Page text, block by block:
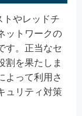
トやレッドチ
ットワークの
す。正当なセ
割を果たしま
よって利用さ
ュリティ対策